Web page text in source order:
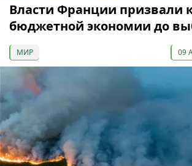
Власти Франции призвали
бюджетной экономии до
МИР 09